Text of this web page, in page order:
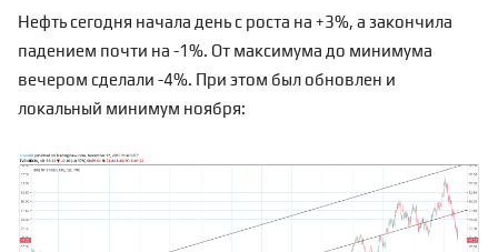
Нефть сегодня начала день с роста на +3%, а закончила
падением почти на -1%. От максимума до минимума
вечером сделали -4%. При этом был обновлен и
локальный минимум ноября: